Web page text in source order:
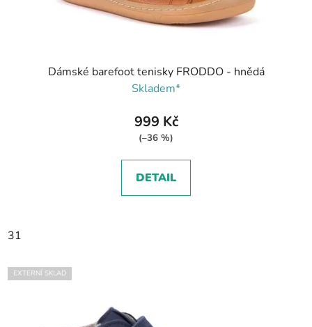
Dámské barefoot tenisky FRODDO - hnědá
Skladem*
999 Kč
(–36 %)
DETAIL
31
EXTERNÍ SKLAD